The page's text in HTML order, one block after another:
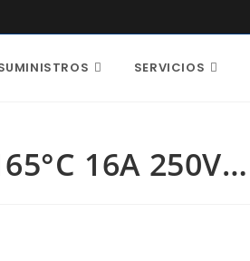
SERVICIOS
16A 250V…